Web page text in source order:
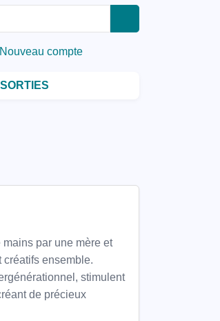
Nouveau compte
SORTIES
par une mère et
ensemble.
stimulent
de précieux